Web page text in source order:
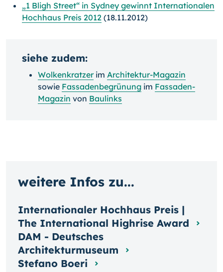
„1 Bligh Street“ in Sydney gewinnt Internationalen
Hochhaus Preis 2012 (18.11.2012)
siehe zudem:
Wolkenkratzerim Architektur-Magazin
sowie Fassadenbegrünung im Fassaden-
Magazin von Baulinks
weitere Infos zu...
Internationaler Hochhaus Preis |
The International Highrise Award
DAM - Deutsches
Architekturmuseum
Stefano Boeri